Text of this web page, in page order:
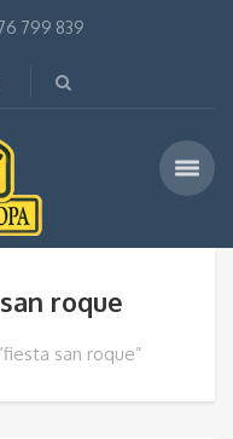
799 839
roque
san roque”